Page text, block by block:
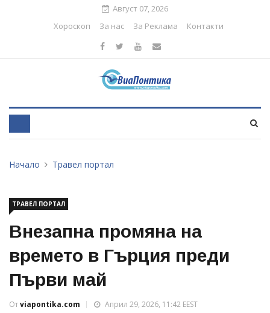
Август 07, 2026
Хороскоп
За нас За Реклама Контакти
Начало Травел портал
ТРАВЕЛ ПОРТАЛ
Внезапна промяна на
времето в Гърция преди
Първи май
Отviapontika.com
Април 29, 2026, 11:42 EEST